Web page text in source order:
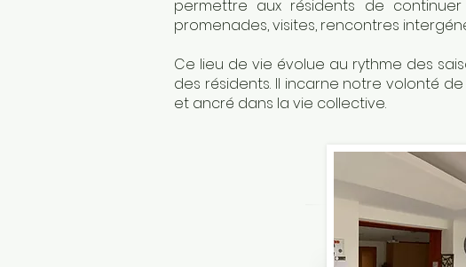
permettre aux résidents de
promenades, visites, rencontres
Ce lieu de vie évolue au rythme des
des résidents. Il incarne notre volonté
et ancré dans la vie collective.